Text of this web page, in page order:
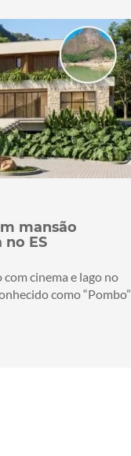
mansão
ES
cinema e lago no
como “Pombo”